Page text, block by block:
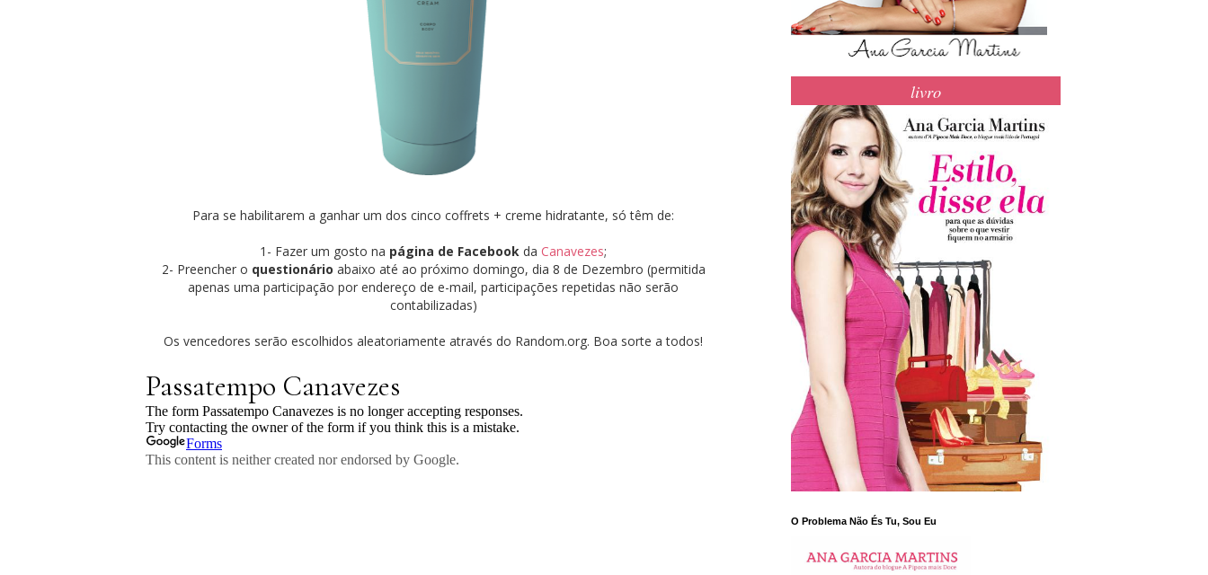
Para se habilitarem a ganhar um dos cinco coffrets + creme hidratante, só têm de:
1- Fazer um gosto na página de Facebook da Canavezes;
2- Preencher o questionário abaixo até ao próximo domingo, dia 8 de Dezembro (permitida
apenas uma participação por endereço de e-mail, participações repetidas não serão
contabilizadas)
Os vencedores serão escolhidos aleatoriamente através do Random.org. Boa sorte a todos!
livro
O Problema Não És Tu, Sou Eu